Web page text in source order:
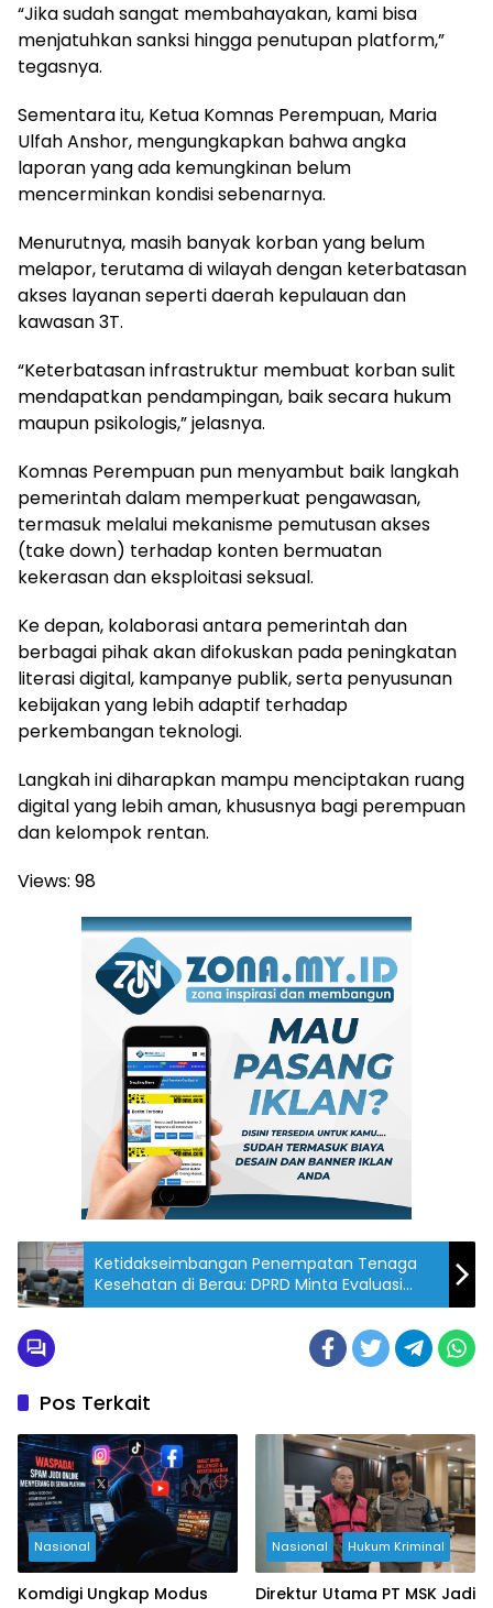
“Jika sudah sangat membahayakan, kami bisa
menjatuhkan sanksi hingga penutupan platform,”
tegasnya.
Sementara itu, Ketua Komnas Perempuan, Maria
Ulfah Anshor, mengungkapkan bahwa angka
laporan yang ada kemungkinan belum
mencerminkan kondisi sebenarnya.
Menurutnya, masih banyak korban yang belum
melapor, terutama di wilayah dengan keterbatasan
akses layanan seperti daerah kepulauan dan
kawasan 3T.
“Keterbatasan infrastruktur membuat korban sulit
mendapatkan pendampingan, baik secara hukum
maupun psikologis,” jelasnya.
Komnas Perempuan pun menyambut baik langkah
pemerintah dalam memperkuat pengawasan,
termasuk melalui mekanisme pemutusan akses
(take down) terhadap konten bermuatan
kekerasan dan eksploitasi seksual.
Ke depan, kolaborasi antara pemerintah dan
berbagai pihak akan difokuskan pada peningkatan
literasi digital, kampanye publik, serta penyusunan
kebijakan yang lebih adaptif terhadap
perkembangan teknologi.
Langkah ini diharapkan mampu menciptakan ruang
digital yang lebih aman, khususnya bagi perempuan
dan kelompok rentan.
Views: 98
Ketidakseimbangan Penempatan Tenaga
Kesehatan di Berau: DPRD Minta Evaluasi
Menyeluruh
Pos Terkait
Nasional
Komdigi Ungkap Modus
Nasional Hukum Kriminal
Direktur Utama PT MSK Jadi